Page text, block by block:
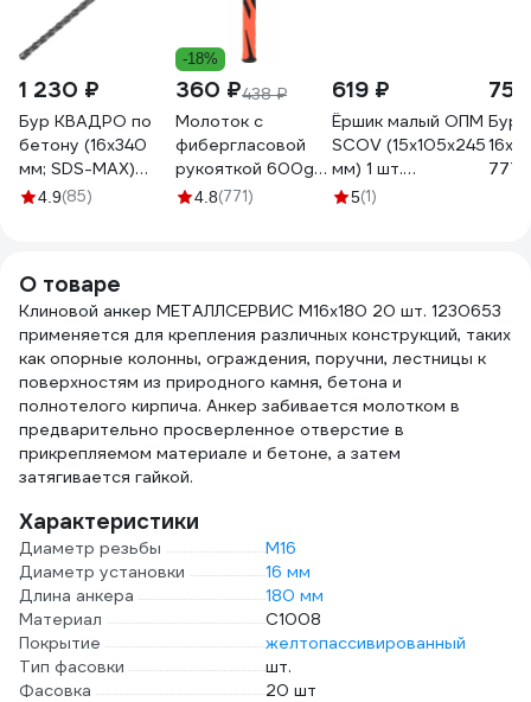
1 230 ₽
Бур КВАДРО по
бетону (16х340
мм; SDS-MAX)
ПРАКТИКА 647-
4.9(85)
-18%
360 ₽438 ₽
Молоток с
фибергласовой
рукояткой 600g
Gigant HHT600-1
4.8(771)
619 ₽
Ёршик малый ОПМ
SCOV (15x105x245
мм) 1 шт.
П0000023470
5(1)
Бур
О товаре
Клиновой анкер МЕТАЛЛСЕРВИС М16x180 20 шт. 1230653
применяется для крепления различных конструкций, таких
как опорные колонны, ограждения, поручни, лестницы к
поверхностям из природного камня, бетона и
полнотелого кирпича. Анкер забивается молотком в
предварительно просверленное отверстие в
прикрепляемом материале и бетоне, а затем
затягивается гайкой.
Характеристики
Диаметр резьбы
М16
Диаметр установки
16 мм
Длина анкера
180 мм
Материал
С1008
Покрытие
желтопассивированный
Тип фасовки
шт.
Фасовка
20 шт